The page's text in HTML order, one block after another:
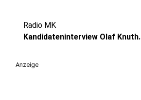
Radio MK
Kandidateninterview Olaf Knuth.
Anzeige